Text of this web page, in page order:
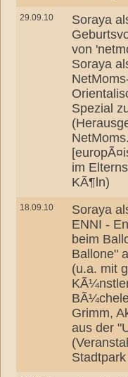
29.09.10
Soraya
von
Soraya
Spezial
im
KÃ¶ln)
18.09.10
Soraya
ENNI -
beim
Ballone"
(u.a. mit
Grimm,
aus der